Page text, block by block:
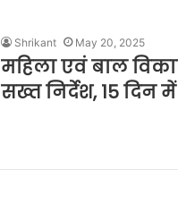
Shrikant May 20, 2025
महिला एवं बाल
सख्त निर्देश, 15 दिन में